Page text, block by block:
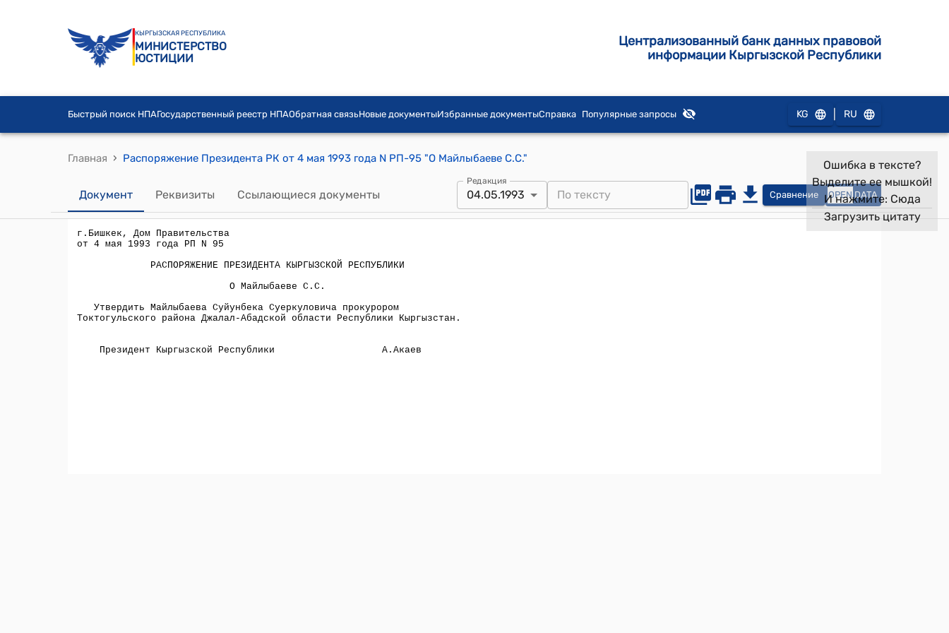
КЫРГЫЗСКАЯ РЕСПУБЛИКА
МИНИСТЕРСТВО
ЮСТИЦИИ
Централизованный банк данных правовой
информации Кыргызской Республики
Быстрый поиск НПАГосударственный реестр НПАОбратная связьНовые документыИзбранные документыСправка Популярные запросы KG RU
Главная › Распоряжение Президента РК от 4 мая 1993 года N РП-95 "О Майлыбаеве С.С."
Документ Реквизиты Ссылающиеся документы
Редакция
04.05.1993 Сравнение OPEN DATA
Ошибка в тексте?
Выделите ее мышкой!
И нажмите: Сюда
Загрузить цитату